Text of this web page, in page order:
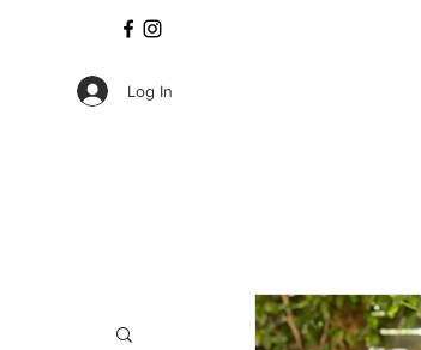
Log In